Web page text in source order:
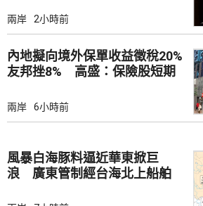
兩岸 2小時前
內地擬向境外保單收益徵稅20%
友邦挫8% 高盛：保險股短期
兩岸 6小時前
風暴白海豚料逼近華東掀巨
浪 廣東管制經台海北上船舶